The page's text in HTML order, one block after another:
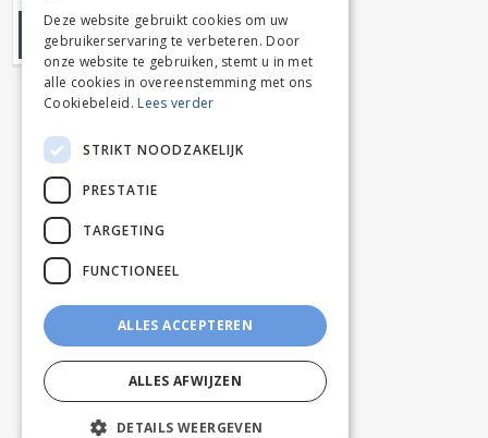
WANDERLUST OP ROL
FRENCH
Deze website gebruikt cookies om uw
gebruikerservaring te verbeteren. Door
onze website te gebruiken, stemt u in met
alle cookies in overeenstemming met ons
Cookiebeleid. Lees verder
STRIKT NOODZAKELIJK
PRESTATIE
TARGETING
FUNCTIONEEL
ALLES ACCEPTEREN
ALLES AFWIJZEN
DETAILS WEERGEVEN